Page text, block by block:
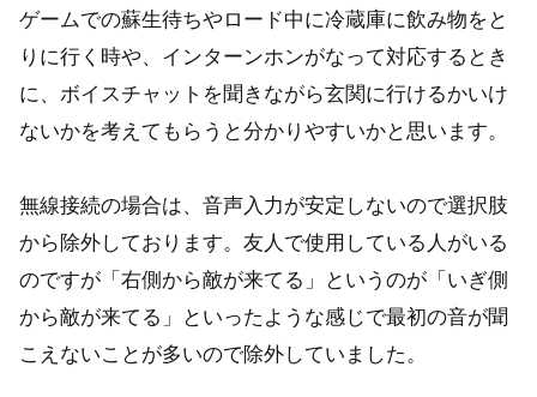
ゲームでの蘇生待ちやロード中に冷蔵庫に飲み物をと
りに行く時や、インターンホンがなって対応するとき
に、ボイスチャットを聞きながら玄関に行けるかいけ
ないかを考えてもらうと分かりやすいかと思います。
無線接続の場合は、音声入力が安定しないので選択肢
から除外しております。友人で使用している人がいる
のですが「右側から敵が来てる」というのが「いぎ側
から敵が来てる」といったような感じで最初の音が聞
こえないことが多いので除外していました。